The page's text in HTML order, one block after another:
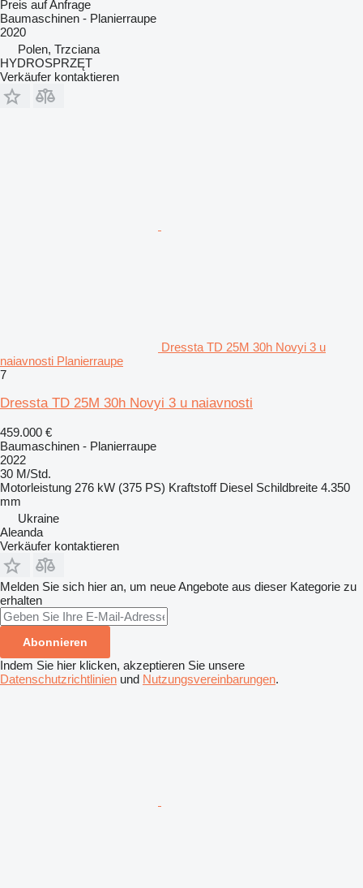
Preis auf Anfrage
Baumaschinen - Planierraupe
2020
Polen, Trzciana
HYDROSPRZĘT
Verkäufer kontaktieren
Dressta TD 25M 30h Novyi 3 u
naiavnosti Planierraupe
7
Dressta TD 25M 30h Novyi 3 u naiavnosti
459.000 €
Baumaschinen - Planierraupe
2022
30 M/Std.
Motorleistung 276 kW (375 PS) Kraftstoff Diesel Schildbreite 4.350
mm
Ukraine
Aleanda
Verkäufer kontaktieren
Melden Sie sich hier an, um neue Angebote aus dieser Kategorie zu
erhalten
Abonnieren
Indem Sie hier klicken, akzeptieren Sie unsere
Datenschutzrichtlinien und Nutzungsvereinbarungen.